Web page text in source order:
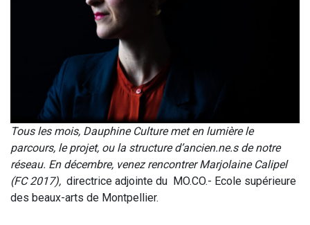
Tous les mois, Dauphine Culture met en lumière le
parcours, le projet, ou la structure d’ancien.ne.s de notre
réseau. En décembre, venez rencontrer Marjolaine Calipel
(FC 2017), directrice adjointe du MO.CO.- Ecole supérieure
des beaux-arts de Montpellier.